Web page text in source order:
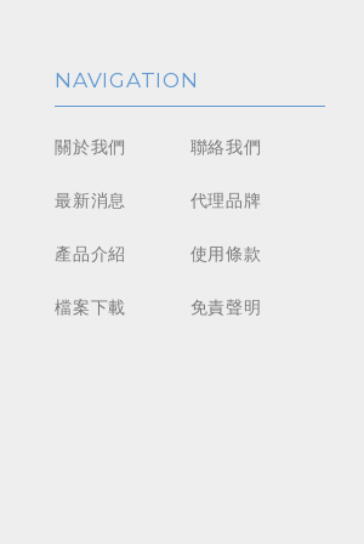
NAVIGATION
關於我們
最新消息
產品介紹
檔案下載
聯絡我們
代理品牌
使用條款
免責聲明